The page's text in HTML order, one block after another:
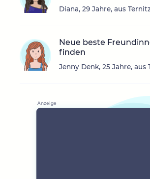
Diana, 29 Jahre, aus
Neue beste
finden
Jenny Denk, 25 Jahre, aus